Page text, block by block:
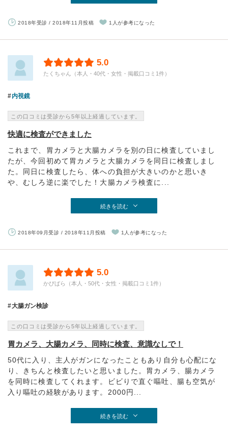
2018年受診 / 2018年11月投稿 1人が参考になった
5.0
たくちゃん（本人・40代・女性・掲載口コミ1件）
内視鏡
この口コミは受診から5年以上経過しています。
快適に検査ができました
これまで、胃カメラと大腸カメラを別の日に検査していまし
たが、今回初めて胃カメラと大腸カメラを同日に検査しまし
た。同日に検査したら、体への負担が大きいのかと思いき
や、むしろ逆に楽でした！大腸カメラ検査に...
続きを読む
2018年09月受診 / 2018年11月投稿 1人が参考になった
5.0
かぴばら（本人・50代・女性・掲載口コミ1件）
大腸ガン検診
この口コミは受診から5年以上経過しています。
胃カメラ、大腸カメラ、同時に検査、意識なしで！
50代に入り、主人がガンになったこともあり自分も心配にな
り、きちんと検査したいと思いました。胃カメラ、腸カメラ
を同時に検査してくれます。ビビりで直ぐ嘔吐、腸も空気が
入り嘔吐の経験があります。2000円...
続きを読む